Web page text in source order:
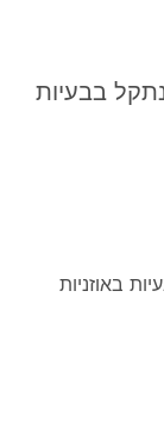
בבעיות
באוזניות